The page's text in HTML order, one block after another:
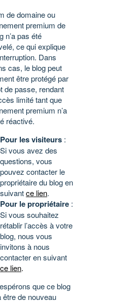
de domaine ou
premium de
n’a pas été
ce qui explique
Dans
cas, le blog peut
être protégé par
de passe, rendant
limité tant que
premium n’a
réactivé.
Pour les visiteurs :
Si vous avez des
questions, vous
pouvez contacter le
propriétaire du blog en
suivantce lien.
Pour le propriétaire :
Si vous souhaitez
rétablir l’accès à votre
blog, nous vous
invitons à nous
contacter en suivant
ce lien.
que ce blog
être de nouveau